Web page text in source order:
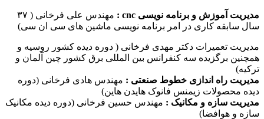
مدیریت آموزش و برنامه نویسی cnc :
مهندس علی فرخانی ( ۳۷
سال سابقه کاری در امر برنامه نویسی ماشین های سی ان سی)
مدیریت تعمیرات دکتر مهدی فرخانی ( دوره دیده کشور روسیه و
همچنین برگزیده سه کنفرانس بین المللی برق کشور چین آلمان و
ترکیه)
مدیریت راه اندازی خطوط صنعتی : مهندس هادی فرخانی (دوره
دیده محصولات زیمنس فانوک هایدن هاین)
مدیریت سازه و مکانیک : مهندس حسین فرخانی (دوره دیده مکانیک
سازه و هوافضا)